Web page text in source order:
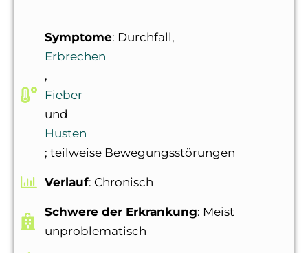
Symptome: Durchfall,
Erbrechen
,
Fieber
und
Husten
; teilweise Bewegungsstörungen
Verlauf: Chronisch
Schwere der Erkrankung: Meist
unproblematisch